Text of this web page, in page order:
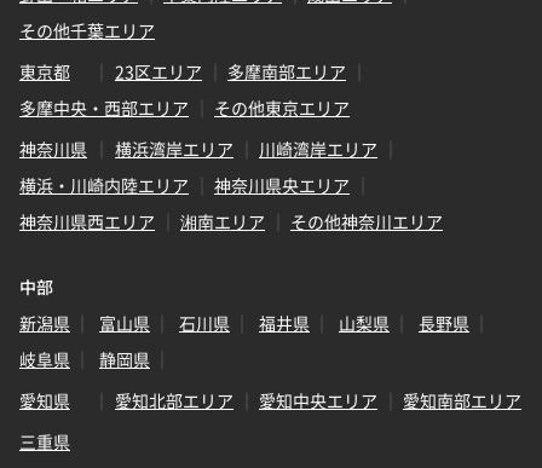
その他千葉エリア
東京都
23区エリア
多摩南部エリア
多摩中央・西部エリア
その他東京エリア
神奈川県
横浜湾岸エリア
川崎湾岸エリア
横浜・川崎内陸エリア
神奈川県央エリア
神奈川県西エリア
湘南エリア その他神奈川エリア
中部
新潟県
富山県 石川県 福井県 山梨県
長野県
岐阜県
静岡県
愛知県
愛知北部エリア 愛知中央エリア
愛知南部エリア
三重県